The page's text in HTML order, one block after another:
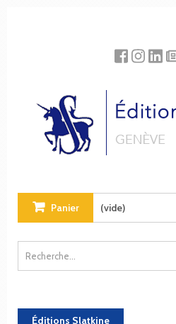
Panier (vide)
Éditions Slatkine